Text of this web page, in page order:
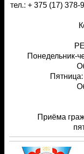
тел.: + 375 (17) 378-
Понедельник-
Приёма